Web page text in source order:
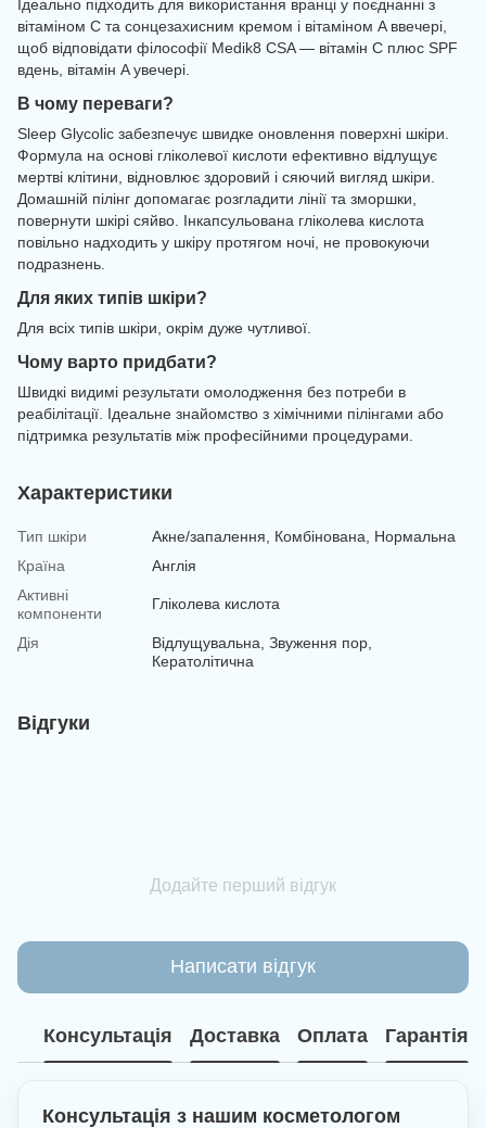
Ідеально підходить для використання вранці у поєднанні з
вітаміном C та сонцезахисним кремом і вітаміном A ввечері,
щоб відповідати філософії Medik8 CSA — вітамін C плюс SPF
вдень, вітамін A увечері.
В чому переваги?
Sleep Glycolic забезпечує швидке оновлення поверхні шкіри.
Формула на основі гліколевої кислоти ефективно відлущує
мертві клітини, відновлює здоровий і сяючий вигляд шкіри.
Домашній пілінг допомагає розгладити лінії та зморшки,
повернути шкірі сяйво. Інкапсульована гліколева кислота
повільно надходить у шкіру протягом ночі, не провокуючи
подразнень.
Для яких типів шкіри?
Для всіх типів шкіри, окрім дуже чутливої.
Чому варто придбати?
Швидкі видимі результати омолодження без потреби в
реабілітації. Ідеальне знайомство з хімічними пілінгами або
підтримка результатів між професійними процедурами.
Характеристики
Тип шкіри
Акне/запалення, Комбінована, Нормальна
Країна
Англія
Активні
компоненти
Гліколева кислота
Дія
Відлущувальна, Звуження пор,
Кератолітична
Відгуки
Додайте перший відгук
Написати відгук
Консультація Доставка Оплата Гарантія
Консультація з нашим косметологом